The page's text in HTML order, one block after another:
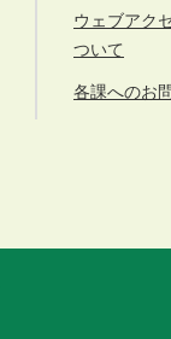
ウェブアク
ついて
各課へのお